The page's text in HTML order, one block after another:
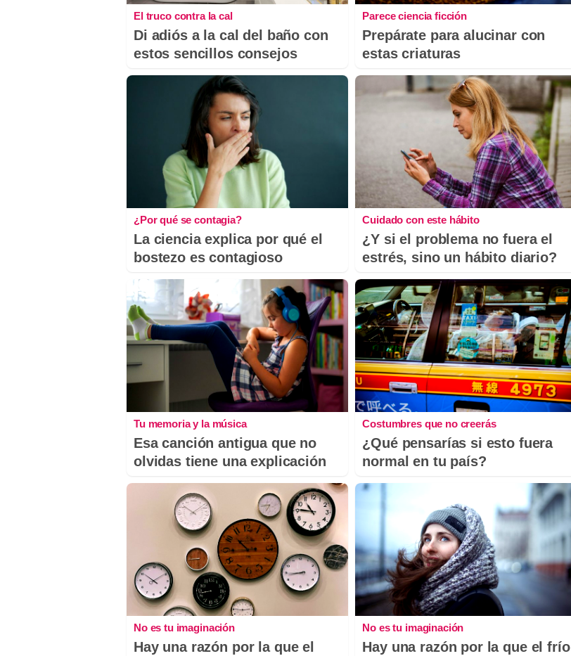
El truco contra la cal
Di adiós a la cal del baño con
estos sencillos consejos
Parece ciencia ficción
Prepárate para alucinar con
estas criaturas
¿Por qué se contagia?
La ciencia explica por qué el
bostezo es contagioso
Cuidado con este hábito
¿Y si el problema no fuera el
estrés, sino un hábito diario?
Tu memoria y la música
Esa canción antigua que no
olvidas tiene una explicación
Costumbres que no creerás
¿Qué pensarías si esto fuera
normal en tu país?
No es tu imaginación
Hay una razón por la que el
No es tu imaginación
Hay una razón por la que el frío